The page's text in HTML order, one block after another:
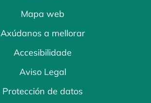
Mapa web
Axúdanos a mellorar
Accesibilidade
Aviso Legal
Protección de datos